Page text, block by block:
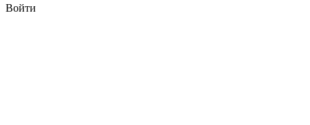
Войти